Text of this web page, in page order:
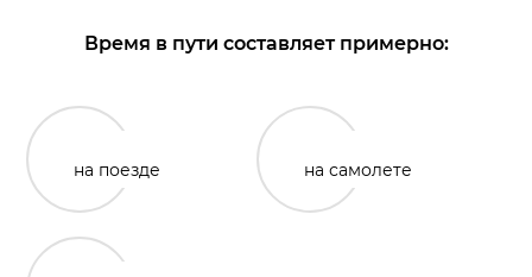
Время в пути составляет примерно:
на поезде на самолете